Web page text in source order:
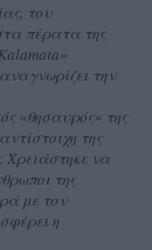
του
πέρατα της
την
«θησαυρός» της
της
Χρειάστηκε να
της
με τον
η